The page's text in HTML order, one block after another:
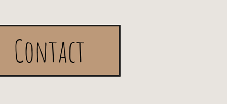
Contact